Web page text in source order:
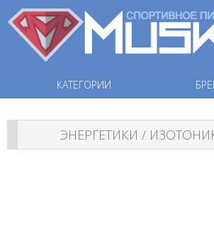
КАТЕГОРИИ
ЭНЕРГЕТИКИ /